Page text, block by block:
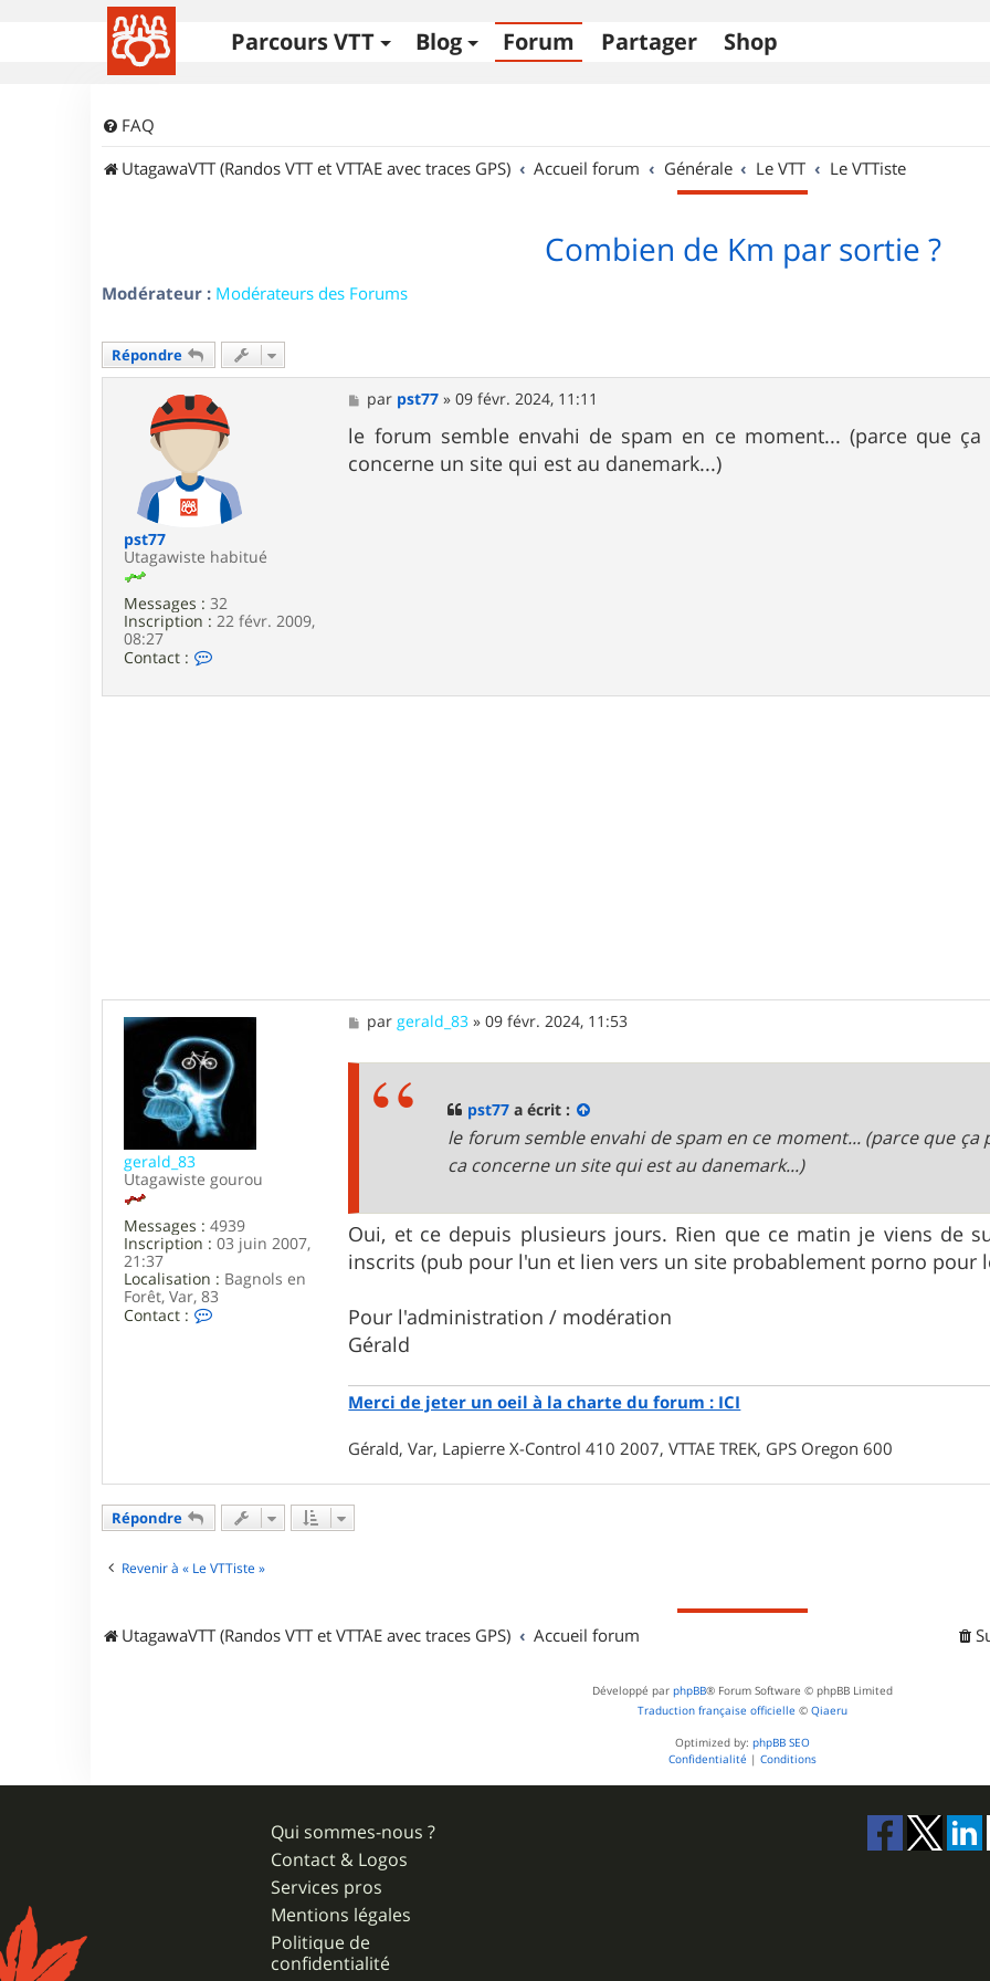
Parcours VTT Blog Forum Partager Shop
FAQ
UtagawaVTT (Randos VTT et VTTAE avec traces GPS)
Accueil forum Générale Le VTT Le VTTiste
Combien de Km par sortie ?
Modérateur : Modérateurs des Forums
Répondre
pst77
Utagawiste habitué
Messages : 32
Inscription : 22 févr. 2009,
08:27
Contact :
M
e
s
s
a
par pst77 »09 févr. 2024, 11:11
le forum semble envahi de spam en ce moment... (parce que
concerne un site qui est au danemark...)
gerald_83
Utagawiste gourou
Messages : 4939
Inscription : 03 juin 2007,
21:37
Localisation : Bagnols en
Forêt, Var, 83
Contact :
e
r
a
d
_
M
e
par gerald_83 »09 févr. 2024, 11:53
pst77 a écrit :
le forum semble envahi de spam en ce moment... (parce que
ca concerne un site qui est au danemark...)
Oui, et ce depuis plusieurs jours. Rien que ce matin je viens de
inscrits (pub pour l'un et lien vers un site probablement porno pour
Pour l'administration / modération
Gérald
Merci de jeter un oeil à la charte du forum : ICI
Gérald, Var, Lapierre X-Control 410 2007, VTTAE TREK, GPS Oregon 600
Répondre
Revenir à « Le VTTiste »
UtagawaVTT (Randos VTT et VTTAE avec traces GPS) Accueil forum
Développé par phpBB® Forum Software © phpBB Limited
Traduction française officielle © Qiaeru
Optimized by: phpBB SEO
Confidentialité | Conditions
Qui sommes-nous ?
Contact & Logos
Services pros
Mentions légales
Politique de
confidentialité